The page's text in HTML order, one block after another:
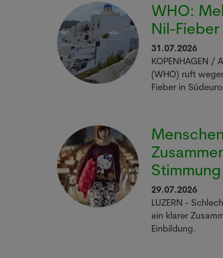
WHO:
Nil-
31.07.2026
KOPENHAGEN /
(WHO) ruft
Fieber in
29.07.2026
LUZERN -
ein klarer
Einbildung.